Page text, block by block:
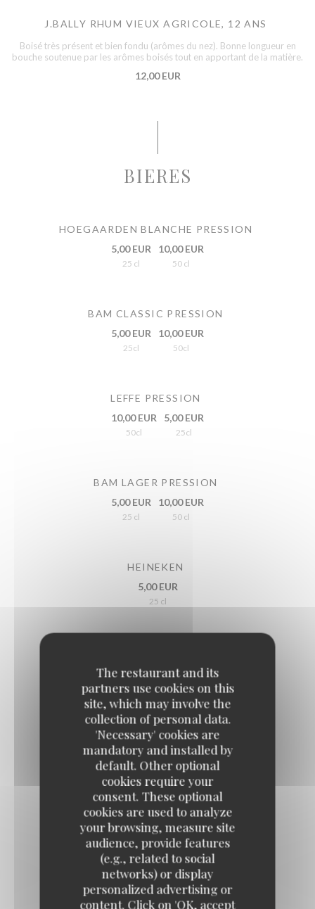
The restaurant and its
partners use cookies on this
site, which may involve the
collection of personal data.
'Necessary' cookies are
mandatory and installed by
default. Other optional
cookies require your
consent. These optional
cookies are used to analyze
your browsing, measure site
audience, provide features
(e.g., related to social
networks) or display
personalized advertising or
content. Click on 'OK, accept
J.BALLY RHUM VIEUX AGRICOLE, 12 ANS
Boisé très présent et bien fondu (arômes du nez). Bonne longueur en
bouche soutenue par les arômes boisés tout en apportant de la matière.
12,00 EUR
BIERES
HOEGAARDEN BLANCHE PRESSION
5,00 EUR
25 cl
10,00 EUR
50 cl
BAM CLASSIC PRESSION
5,00 EUR
25cl
10,00 EUR
50cl
LEFFE PRESSION
10,00 EUR
50cl
5,00 EUR
25cl
BAM LAGER PRESSION
5,00 EUR
25 cl
10,00 EUR
50 cl
HEINEKEN
5,00 EUR
25 cl
6,00 EUR
33 cl
SOFTS
COCA
3,00 EUR
30cl